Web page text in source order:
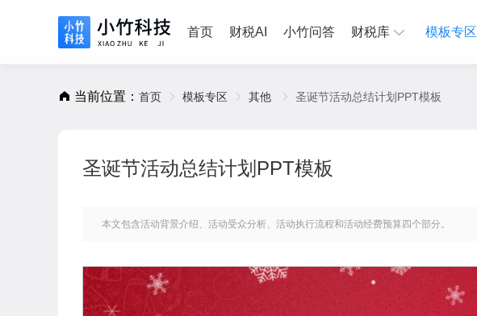
首页 财税AI 小竹问答 财税库 模板专区
当前位置： 首页 模板专区 其他 圣诞节活动总结计划PPT模板
圣诞节活动总结计划PPT模板
本文包含活动背景介绍、活动受众分析、活动执行流程和活动经费预算四个部分。